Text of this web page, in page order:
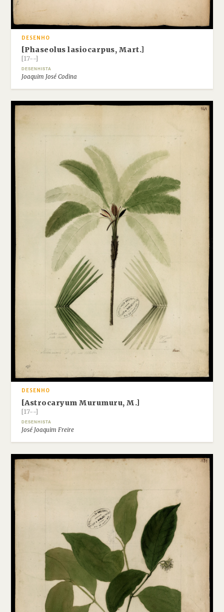
DESENHO
[Phaseolus lasiocarpus, Mart.]
[17--]
DESENHISTA
Joaquim José Codina
DESENHO
[Astrocaryum Murumuru, M.]
[17--]
DESENHISTA
José Joaquim Freire